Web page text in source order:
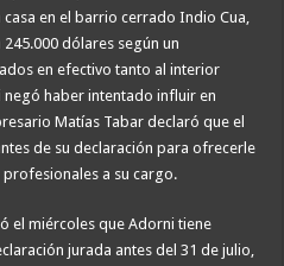
en el barrio cerrado Indio Cua,
dólares según un
en efectivo tanto al interior
haber intentado influir en
Matías Tabar declaró que el
de su declaración para ofrecerle
a su cargo.
el miércoles que Adorni tiene
jurada antes del 31 de julio,